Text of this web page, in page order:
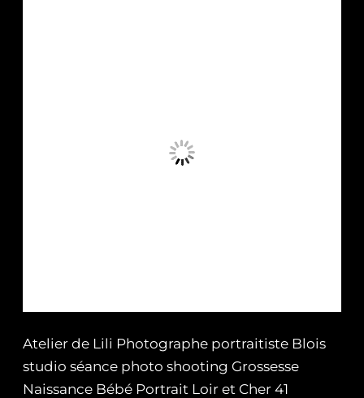
Atelier de Lili Photographe portraitiste Blois
studio séance photo shooting Grossesse
Naissance Bébé Portrait Loir et Cher 41